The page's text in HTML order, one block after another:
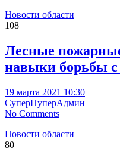
Новости области
108
Лесные
навыки борьбы с
19 марта 2021 10:30
СуперПуперАдмин
No Comments
Новости области
80